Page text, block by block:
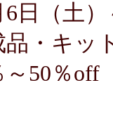
日
（土
品・キッ
（除